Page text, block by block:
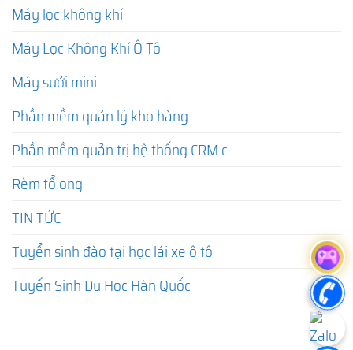
Máy lọc không khí
Máy Lọc Không Khí Ô Tô
Máy sưởi mini
Phần mềm quản lý kho hàng
Phần mềm quản trị hệ thống CRM c
Rèm tổ ong
TIN TỨC
Tuyển sinh đào tại học lái xe ô tô
Tuyển Sinh Du Học Hàn Quốc